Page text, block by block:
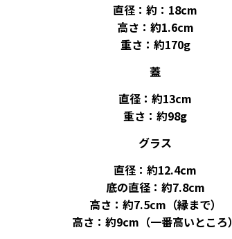
直径：約：18cm
高さ：約1.6cm
重さ：約170g
蓋
直径：約13cm
重さ：約98g
グラス
直径：約12.4cm
底の直径：約7.8cm
高さ：約7.5cm（縁まで）
高さ：約9cm（一番高いところ）